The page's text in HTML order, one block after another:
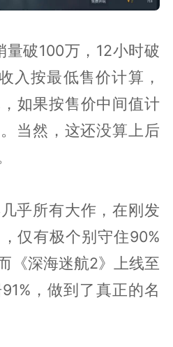
量破100万，12小时破
按最低售价计算，
如果按售价中间值计
当然，这还没算上后
乎所有大作，在刚发
仅有极个别守住90%
《深海迷航2》上线至
，做到了真正的名